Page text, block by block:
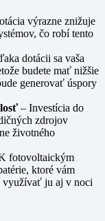
výrazne znižuje
čo robí tento
dotácii sa vaša
budete mať nižšie
generovať úspory
– Investícia do
zdrojov
životného
fotovoltaickým
ktoré vám
využívať ju aj v noci